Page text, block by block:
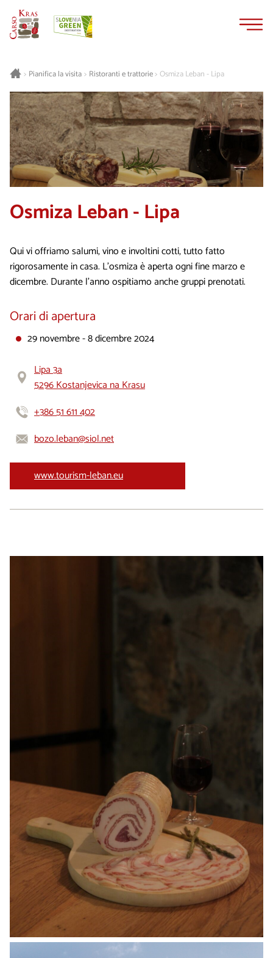
> Pianifica la visita> Ristoranti e trattorie>Osmiza Leban - Lipa
Osmiza Leban - Lipa
Qui vi offriamo salumi, vino e involtini cotti, tutto fatto
rigorosamente in casa. L’osmiza è aperta ogni fine marzo e
dicembre. Durante l’anno ospitiamo anche gruppi prenotati.
Orari di apertura
29 novembre - 8 dicembre 2024
Lipa 3a
5296 Kostanjevica na Krasu
+386 51 611 402
bozo.leban@siol.net
www.tourism-leban.eu